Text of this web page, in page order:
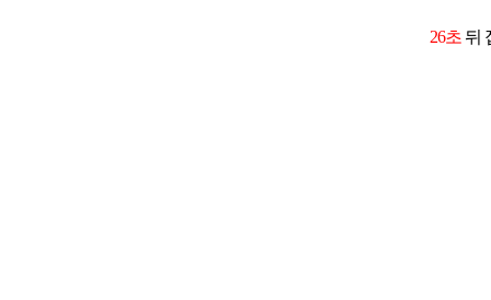
26초뒤